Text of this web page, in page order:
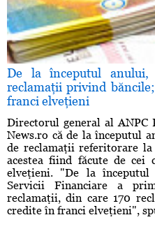
De la începutul
reclamaţii privind
franci elveţieni
Directorul general al ANPC
News.ro că de la începutul
de reclamaţii referitorare
acestea fiind făcute de
elveţieni. "De la începutul
Servicii Financiare a
reclamaţii, din care 170
credite în franci elveţieni",